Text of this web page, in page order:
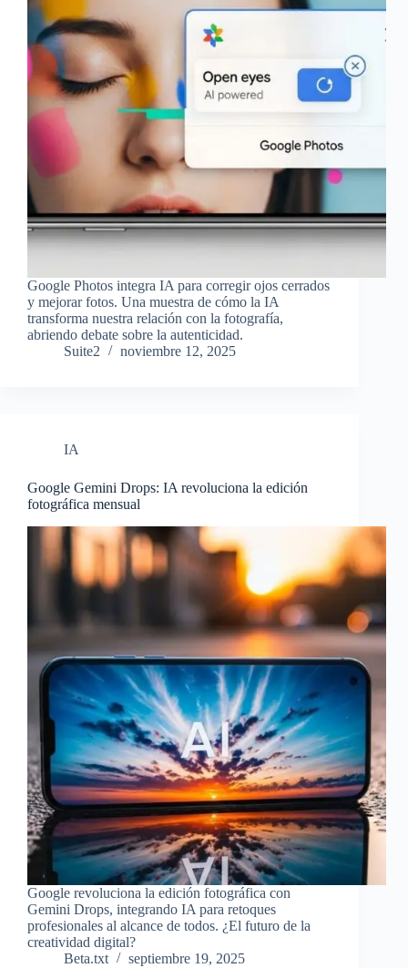
Google Photos integra IA para corregir ojos cerrados
y mejorar fotos. Una muestra de cómo la IA
transforma nuestra relación con la fotografía,
abriendo debate sobre la autenticidad.
Suite2
noviembre 12, 2025
IA
Google Gemini Drops: IA revoluciona la edición
fotográfica mensual
Google revoluciona la edición fotográfica con
Gemini Drops, integrando IA para retoques
profesionales al alcance de todos. ¿El futuro de la
creatividad digital?
Beta.txt
septiembre 19, 2025